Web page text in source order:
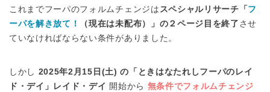
これまでフーパのフォルムチェンジは スペシャルリサーチ「 フ
ーパを解き放て！
（現在は未配布）」の２ページ目を終了 させ
ていなければならない条件がありました。
しかし 2025年2月15日(土) の「ときはなたれしフーパのレイ
ド・デイ」レイド・デイ 開始から 無条件でフォルムチェンジ